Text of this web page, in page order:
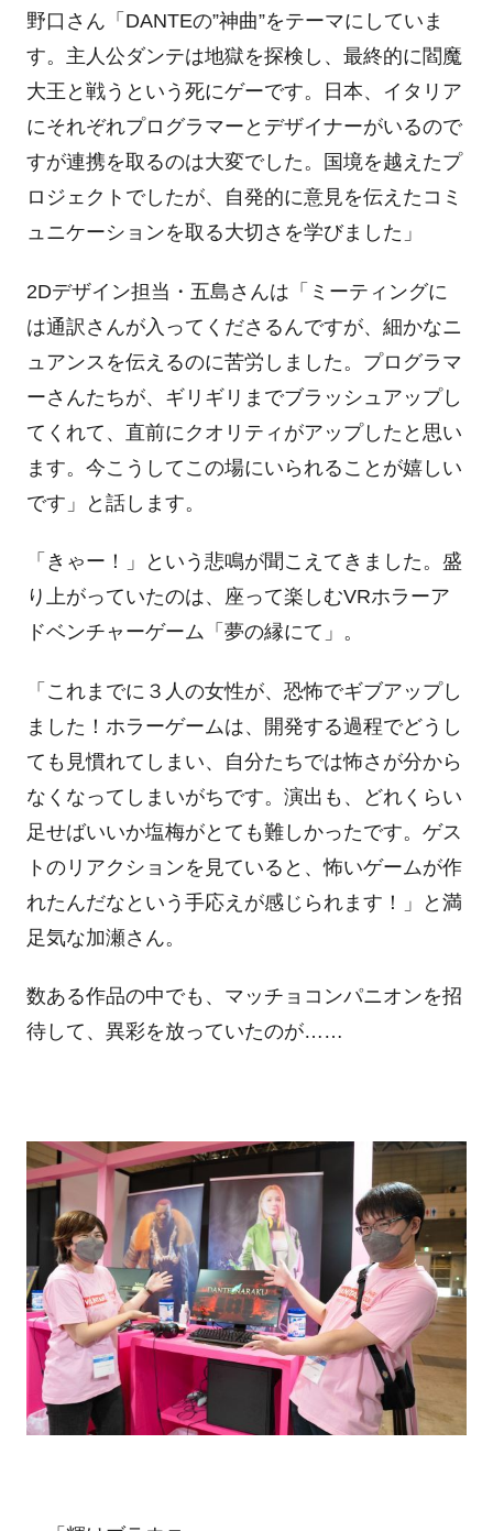
野口さん「DANTEの”神曲”をテーマにしていま
す。主人公ダンテは地獄を探検し、最終的に閻魔
大王と戦うという死にゲーです。日本、イタリア
にそれぞれプログラマーとデザイナーがいるので
すが連携を取るのは大変でした。国境を越えたプ
ロジェクトでしたが、自発的に意見を伝えたコミ
ュニケーションを取る大切さを学びました」
2Dデザイン担当・五島さんは「ミーティングに
は通訳さんが入ってくださるんですが、細かなニ
ュアンスを伝えるのに苦労しました。プログラマ
ーさんたちが、ギリギリまでブラッシュアップし
てくれて、直前にクオリティがアップしたと思い
ます。今こうしてこの場にいられることが嬉しい
です」と話します。
「きゃー！」という悲鳴が聞こえてきました。盛
り上がっていたのは、座って楽しむVRホラーア
ドベンチャーゲーム「夢の縁にて」。
「これまでに３人の女性が、恐怖でギブアップし
ました！ホラーゲームは、開発する過程でどうし
ても見慣れてしまい、自分たちでは怖さが分から
なくなってしまいがちです。演出も、どれくらい
足せばいいか塩梅がとても難しかったです。ゲス
トのリアクションを見ていると、怖いゲームが作
れたんだなという手応えが感じられます！」と満
足気な加瀬さん。
数ある作品の中でも、マッチョコンパニオンを招
待して、異彩を放っていたのが……